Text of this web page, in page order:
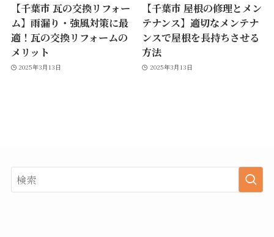
【千葉市 瓦の交換リフォー
ム】雨漏り・強風対策に最
適！瓦の交換リフォームの
メリット
2025年3月13日
【千葉市 屋根の修理とメン
テナンス】適切なメンテナ
ンスで屋根を長持ちさせる
方法
2025年3月13日